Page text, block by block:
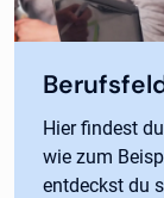
Hier findest
wie zum
entdeckst du